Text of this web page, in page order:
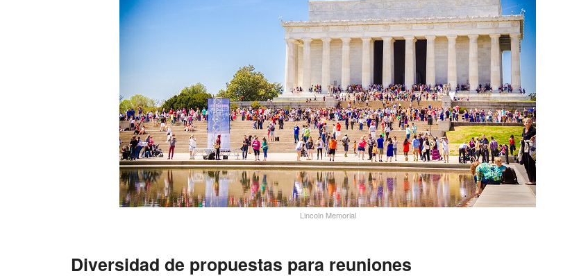
Lincoln Memorial
Diversidad de propuestas para reuniones